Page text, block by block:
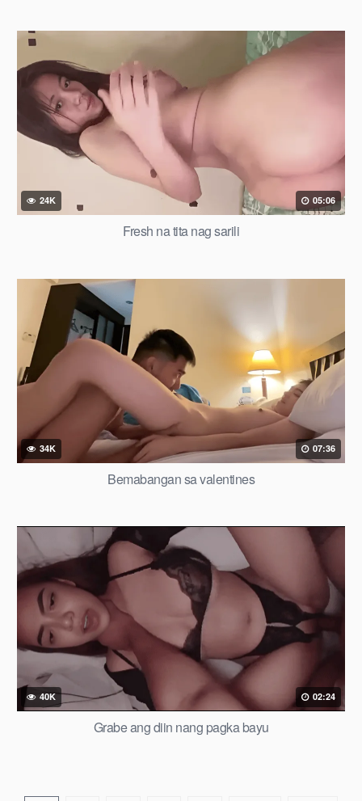
24K 05:06
Fresh na tita nag sarili
34K 07:36
Bemabangan sa valentines
40K 02:24
Grabe ang diin nang pagka bayu